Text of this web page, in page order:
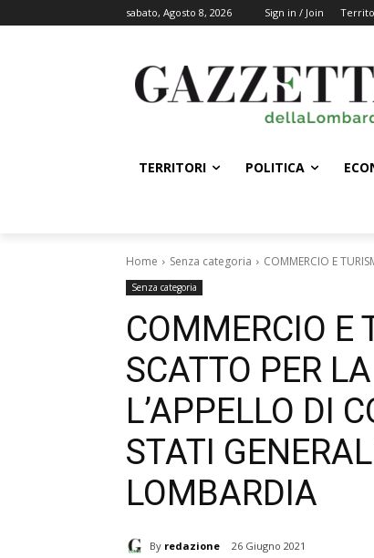
sabato, Agosto 8, 2026 Sign in / Join
TERRITORI POLITICA
Home Senza categoria COMMERCIO E
Senza categoria
COMMERCIO E
SCATTO PER
L’APPELLO DI
STATI
LOMBARDIA
By redazione 26 Giugno 2021